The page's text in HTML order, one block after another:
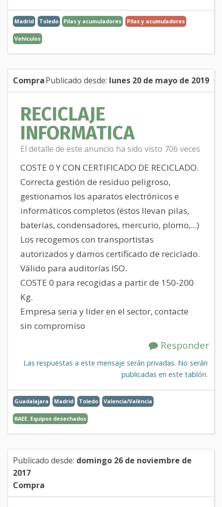
Madrid Toledo Pilas y acumuladores Pilas y acumuladores
Vehículos
Publicado desde: lunes 20 de mayo de 2019
Compra
RECICLAJE
INFORMATICA
El detalle de este anuncio ha sido visto 706 veces
COSTE 0 Y CON CERTIFICADO DE RECICLADO.
Correcta gestión de residuo peligroso,
gestionamos los aparatos electrónicos e
informáticos completos (éstos llevan pilas,
baterías, condensadores, mercurio, plomo,...)
Los recogemos con transportistas
autorizados y damos certificado de reciclado.
Válido para auditorías ISO.
COSTE 0 para recogidas a partir de 150-200
Kg.
Empresa seria y líder en el sector, contacte
sin compromiso
Responder
Las respuestas a este mensaje serán privadas. No serán
publicadas en este tablón.
Guadalajara Madrid Toledo Valencia/València
RAEE. Equipos desechados
Publicado desde: domingo 26 de noviembre de
2017
Compra